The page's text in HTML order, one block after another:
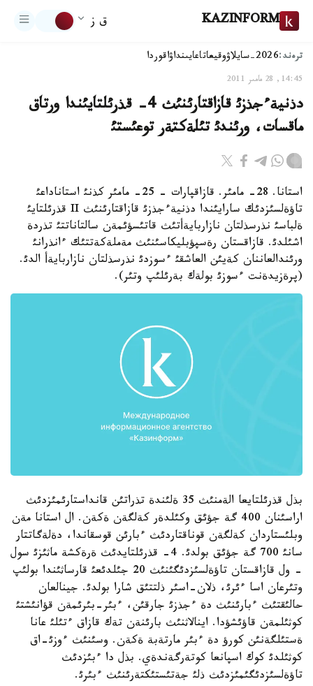
KAZINFORM ق ز
ترەند:2026-سايلاۋ وقيعاتاعايىنداۋاقوردا
14:45, 28 مامىر 2011
دذنيةءجذزئ قازاقتارئنئث 4- قذرئلتايئندا ورتاق
ماقسات، ورئندئ تئلةكتةر توعئستئ
استانا. 28- مامئر. قازاقپارات - 25- مامئر كذنئ استاناداعئ
تاؤةلسئزدئك سارايئندا دذنيةءجذزئ قازاقتارئنئث II قذرئلتايئ
ةلباسئ نذرسذلتان نازاربايةأتئث قاتئسؤئمةن سالتاناتتئ تذردة
اشئلدئ. قازاقستان رةسپؤبليكاسئنئث مةملةكةتتئك ءانذرانئ
ورئندالعاننان كةيئن العاشقئ ءسوزدئ نذرسذلتان نازاربايةأ الدئ.
(پرةزيدةنت ءسوزئ بولةك بةرئلئپ وتئر).
بذل قذرئلتايعا الةمنئث 35 ةلئندة تذراتئن قانداستارئمئزدئث
اراسئنان 400 گة جؤئق وكئلدةر كةلگةن ةكةن. ال استانا مةن
وبلئستاردان كةلگةن قوناقتاردئث ءبارئن قوسقاندا، دةلةگاتتار
سانئ 700 گة جؤئق بولدئ. 4- قذرئلتايدئث ةرةكشة ماثئزئ سول
- ول قازاقستان تاؤةلسئزدئگئنئث 20 جئلدئعئ قارساثئندا بولئپ
وتئرعان اسا ءئرئ، ذلان-اسئر ذلتتئق شارا بولدئ. جينالعان
حالئقتئث ءبارئنئث دة ءجذزئ جارقئن، ءبئر-بئرئمةن قؤانئشتئ
كوثئلمةن قاؤئشؤدا. اينالاثنئث بارئنةن تةك قازاق ءتئلئ عانا
ةستئلگةنئن كورؤ دة ءبئر مارتةبة ةكةن. وسئنئث ءوزئ-اق
كوثئلدئ كوك اسپانعا كوتةرگةندةي. بذل دا ءبئزدئث
تاؤةلسئزدئگئمئزدئث ذلئ جةتئستئكتةرئنئث ءبئرئ.